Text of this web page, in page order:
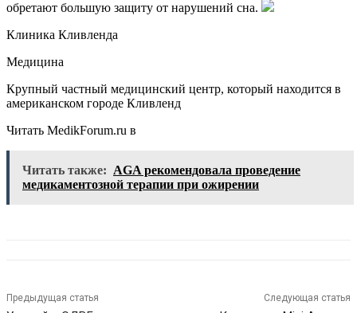
обретают большую защиту от нарушений сна.
Клиника Кливленда
Медицина
Крупный частный медицинский центр, который находится в
американском городе Кливленд
Читать MedikForum.ru в
Читать также: AGA рекомендовала проведение
медикаментозной терапии при ожирении
Предыдущая статья Следующая статья